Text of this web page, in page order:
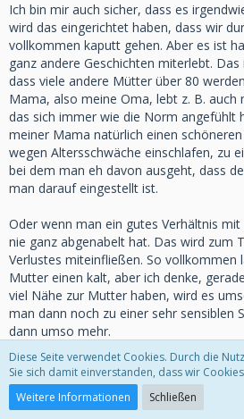
Ich bin mir auch sicher, dass es
wird das eingerichtet haben, dass wir
vollkommen kaputt gehen. Aber es ist
ganz andere Geschichten miterlebt.
dass viele andere Mütter über 80
Mama, also meine Oma, lebt z. B. auch
das sich immer wie die Norm angefühlt
meiner Mama natürlich einen
wegen Altersschwäche einschlafen, zu
bei dem man eh davon ausgeht, dass
man darauf eingestellt ist.
Oder wenn man ein gutes Verhältnis
nie ganz abgenabelt hat. Das wird zum
Verlustes miteinfließen. So vollkommen
Mutter einen kalt, aber ich denke,
viel Nähe zur Mutter haben, wird es
man dann noch zu einer sehr sensiblen
dann umso mehr.
Linchen1 schrieb:
Diese Seite verwendet Cookies. Durch die
Sie sich damit einverstanden, dass wir
Weitere Informationen
Schließen